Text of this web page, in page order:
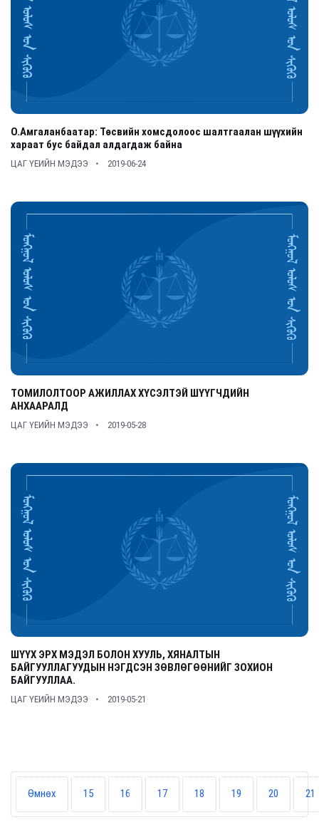
О.Амгаланбаатар: Төсвийн хомсдолоос шалтгаалан шүүхийн
хараат бус байдал алдагдаж байна
ЦАГ ҮЕИЙН МЭДЭЭ 2019-06-24
ТОМИЛОЛТООР АЖИЛЛАХ ХҮСЭЛТЭЙ ШҮҮГЧДИЙН
АНХААРАЛД
ЦАГ ҮЕИЙН МЭДЭЭ 2019-05-28
ШҮҮХ ЭРХ МЭДЭЛ БОЛОН ХУУЛЬ, ХЯНАЛТЫН
БАЙГУУЛЛАГУУДЫН НЭГДСЭН ЗӨВЛӨГӨӨНИЙГ ЗОХИОН
БАЙГУУЛЛАА.
ЦАГ ҮЕИЙН МЭДЭЭ 2019-05-21
Өмнөх 15 16 17 18 19 20 21